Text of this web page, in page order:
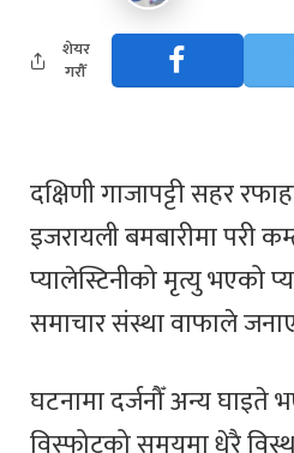
शेयर
गरौँ
दक्षिणी गाजापट्टी सहर
इजरायली बमबारीमा परी
प्यालेस्टिनीको मृत्यु भएको
समाचार संस्था वाफाले
घटनामा दर्जनौँ अन्य घाइते